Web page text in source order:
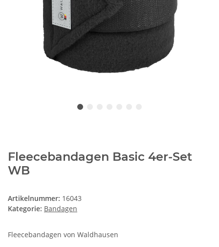
Fleecebandagen Basic 4er-Set
WB
Artikelnummer: 16043
Kategorie: Bandagen
Fleecebandagen von Waldhausen